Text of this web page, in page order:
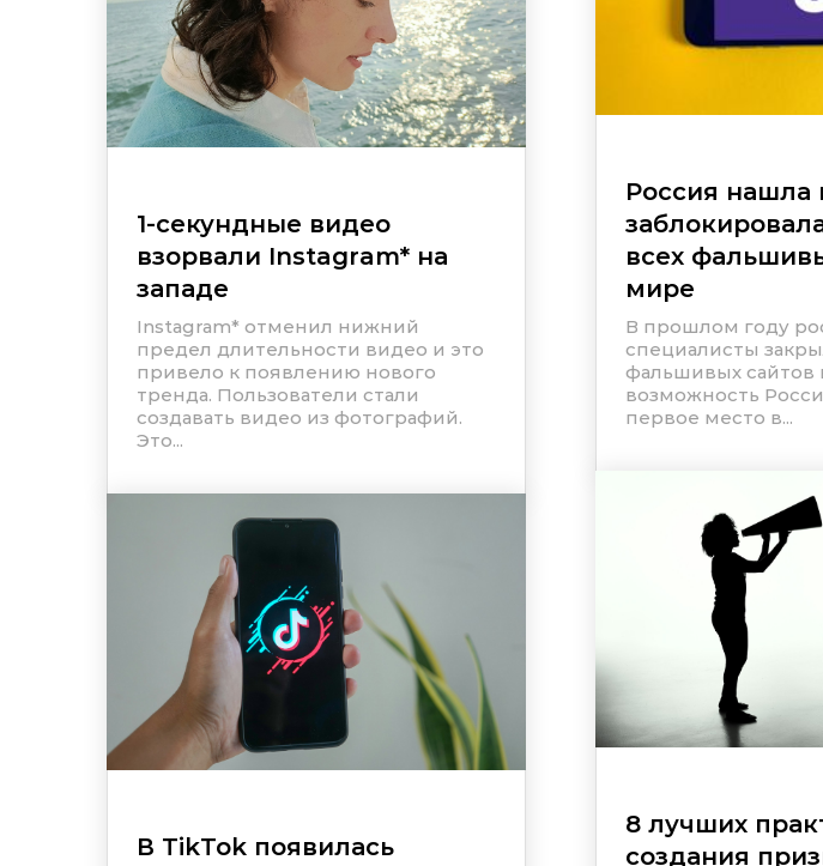
1-секундные видео
взорвали Instagram*на
западе
Instagram* отменил нижний
предел длительности видео и это
привело к появлению нового
тренда. Пользователи стали
создавать видео из фотографий.
Это...
Россия нашла
всех
мире
В прошлом году
специалисты
фальшивых сайтов
возможность
первое место в...
В TikTok появилась
8 лучших
создания